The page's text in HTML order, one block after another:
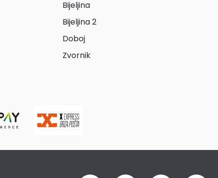
Bijeljina
Bijeljina 2
Doboj
Zvornik